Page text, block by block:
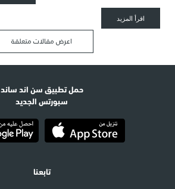
اقرأ المزيد
اعرض مقالات متعلقة
حمل تطبيق سن اند ساند
سبورتس الجديد
تابعنا